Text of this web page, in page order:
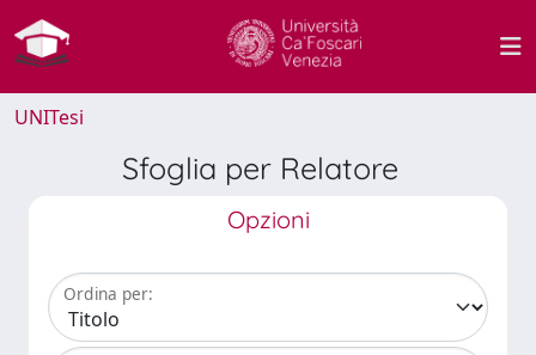
UNITesi
Sfoglia per Relatore
Opzioni
Ordina per: